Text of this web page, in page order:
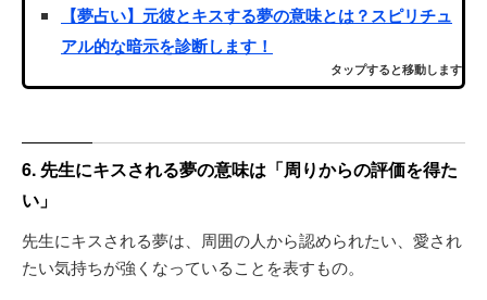
【夢占い】元彼とキスする夢の意味とは？スピリチュ
アル的な暗示を診断します！
タップすると移動します
6. 先生にキスされる夢の意味は「周りからの評価を得た
い」
先生にキスされる夢は、周囲の人から認められたい、愛され
たい気持ちが強くなっていることを表すもの。